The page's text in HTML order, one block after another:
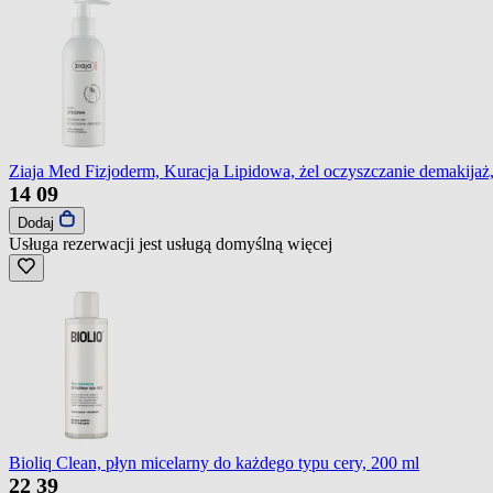
Ziaja Med Fizjoderm, Kuracja Lipidowa, żel oczyszczanie
14 09
Dodaj
Usługa rezerwacji jest usługą domyślną więcej
Bioliq Clean, płyn micelarny do każdego typu cery, 200 ml
22 39